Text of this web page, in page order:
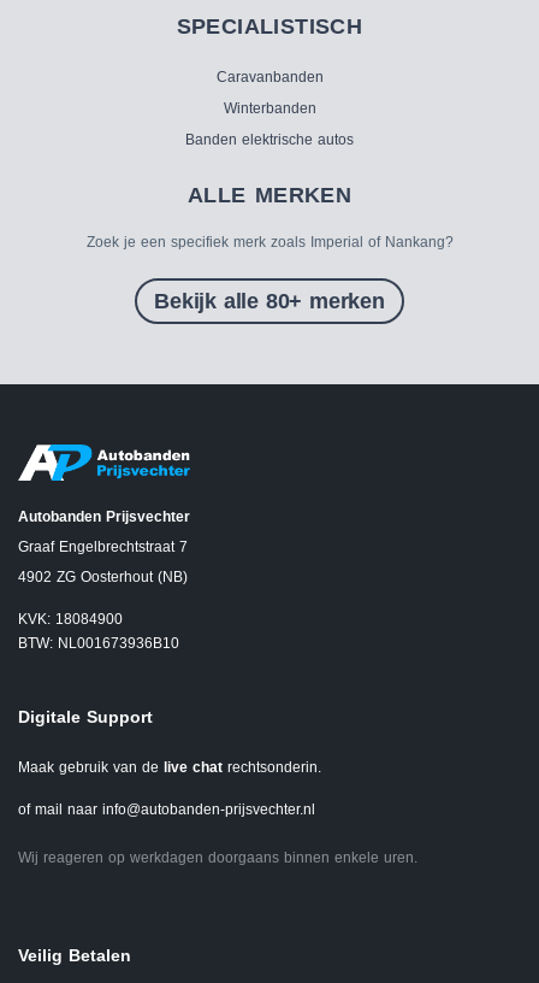
SPECIALISTISCH
Caravanbanden
Winterbanden
Banden elektrische autos
ALLE MERKEN
Zoek je een specifiek merk zoals Imperial of Nankang?
Bekijk alle 80+ merken
Autobanden Prijsvechter
Graaf Engelbrechtstraat 7
4902 ZG Oosterhout (NB)
KVK: 18084900
BTW: NL001673936B10
Digitale Support
Maak gebruik van de live chat rechtsonderin.
of mail naar info@autobanden-prijsvechter.nl
Wij reageren op werkdagen doorgaans binnen enkele uren.
Veilig Betalen